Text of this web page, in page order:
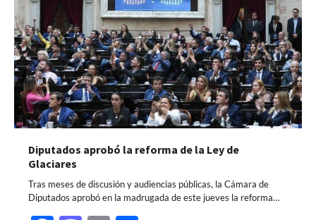
Diputados aprobó la reforma de la Ley de
Glaciares
Tras meses de discusión y audiencias públicas, la Cámara de
Diputados aprobó en la madrugada de este jueves la reforma…